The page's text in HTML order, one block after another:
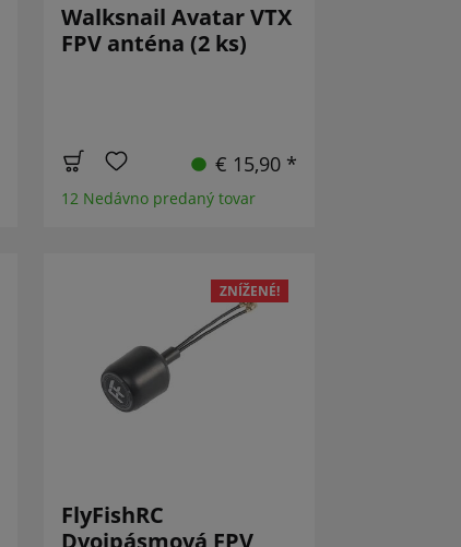
Walksnail Avatar VTX
FPV anténa (2 ks)
€ 15,90 *
12 Nedávno predaný tovar
ZNÍŽENÉ!
FlyFishRC